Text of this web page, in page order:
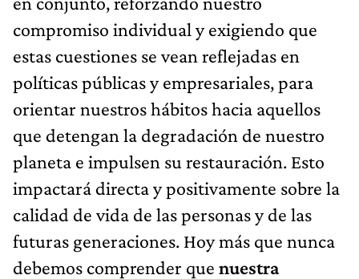
compromiso individual y exigiendo que
estas cuestiones se vean reflejadas en
políticas públicas y empresariales, para
orientar nuestros hábitos hacia aquellos
que detengan la degradación de nuestro
planeta e impulsen su restauración. Esto
impactará directa y positivamente sobre la
calidad de vida de las personas y de las
futuras generaciones. Hoy más que nunca
debemos comprender que nuestra